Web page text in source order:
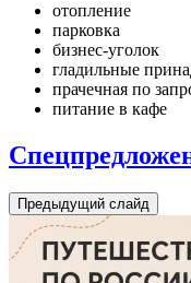
отопление
парковка
бизнес-уголок
гладильные
прачечная по
питание в кафе
Предыдущий слайд